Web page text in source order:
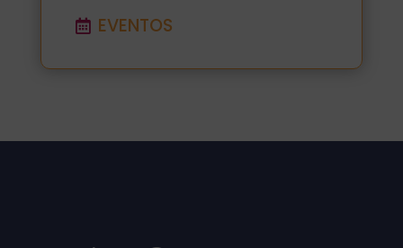
EVENTOS